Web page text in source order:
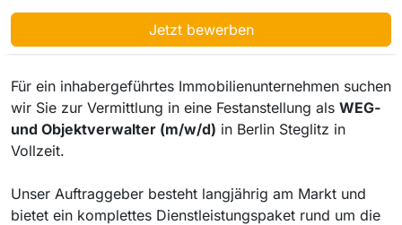
Jetzt bewerben
Für ein inhabergeführtes Immobilienunternehmen suchen
wir Sie zur Vermittlung in eine Festanstellung als WEG-
und Objektverwalter (m/w/d) in Berlin Steglitz in
Vollzeit.
Unser Auftraggeber besteht langjährig am Markt und
bietet ein komplettes Dienstleistungspaket rund um die